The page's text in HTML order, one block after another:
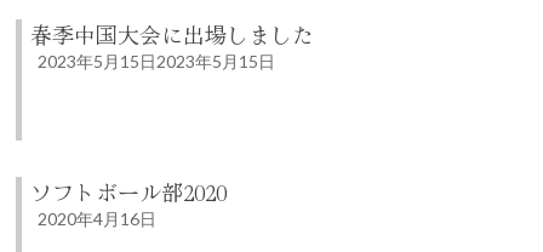
春季中国大会に出場しました
2023年5月15日2023年5月15日
ソフトボール部2020
2020年4月16日